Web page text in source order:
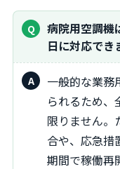
病院用空調機は特注品が多いと聞きました。即
日に対応でき
一般的な業務用エアコンより特殊な機能が求め
られるため、
限りません。
合や、応急措
期間で稼働再